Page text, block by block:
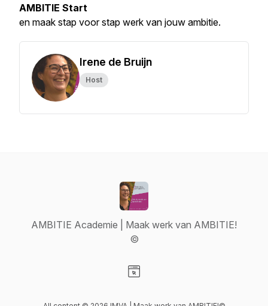
AMBITIE Start
en maak stap voor stap werk van jouw ambitie.
Irene de Bruijn
Host
AMBITIE Academie | Maak werk van AMBITIE!
©